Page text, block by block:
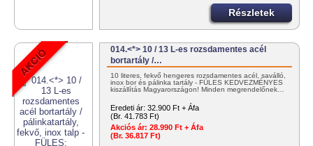
Részletek
014.<*> 10 / 13 L-es rozsdamentes acél
bortartály /…
10 literes, fekvő hengeres rozsdamentes acél, saválló,
inox bor és pálinka tartály - FÜLES KEDVEZMÉNYES
kiszállítás Magyarországon! Minden megrendelőnek…
Eredeti ár: 32.900 Ft + Áfa
(Br. 41.783 Ft)
Akciós ár: 28.990 Ft + Áfa
(Br. 36.817 Ft)